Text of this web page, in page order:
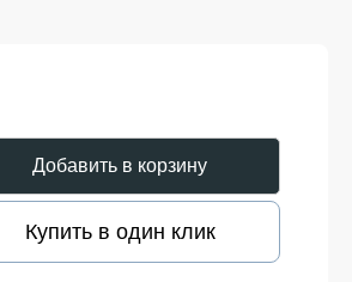
Добавить в корзину
Купить в один клик